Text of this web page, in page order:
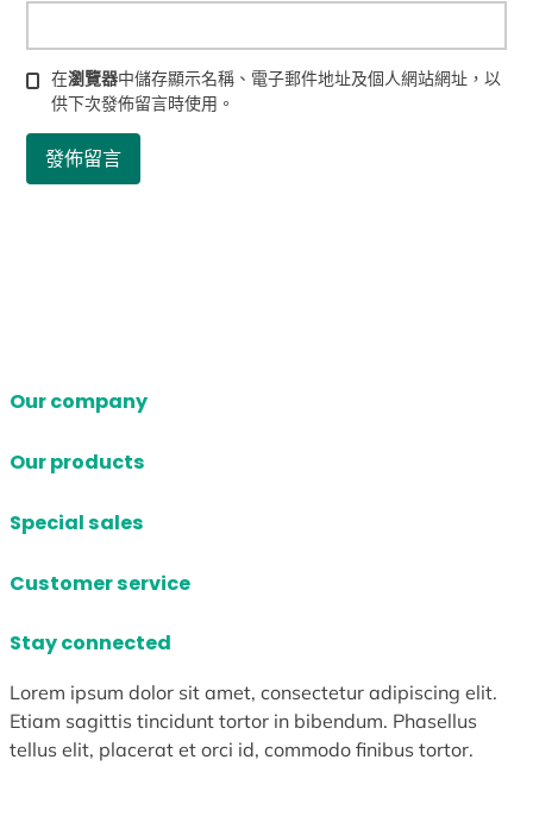
在瀏覽器中儲存顯示名稱、電子郵件地址及個人網站網址，以
供下次發佈留言時使用。
Our company
Our products
Special sales
Customer service
Stay connected
Lorem ipsum dolor sit amet, consectetur adipiscing elit.
Etiam sagittis tincidunt tortor in bibendum. Phasellus
tellus elit, placerat et orci id, commodo finibus tortor.